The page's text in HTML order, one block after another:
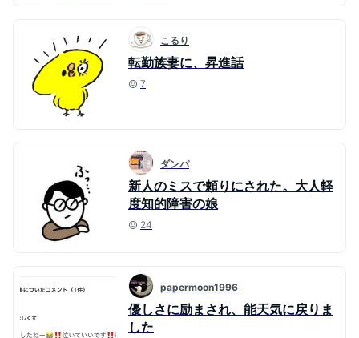
こるり
転勤族妻に、昇進話
7
ダンパ
新人のミスで頼りにされた。大人軽
度知的障害の娘
24
papermoon1996
優しさに励まされ、能天気に戻りま
した